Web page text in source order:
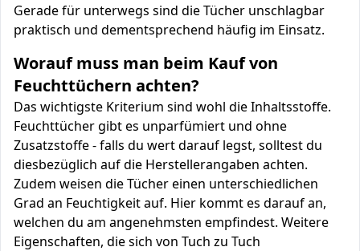
Gerade für unterwegs sind die Tücher unschlagbar
praktisch und dementsprechend häufig im Einsatz.
Worauf muss man beim Kauf von
Feuchttüchern achten?
Das wichtigste Kriterium sind wohl die Inhaltsstoffe.
Feuchttücher gibt es unparfümiert und ohne
Zusatzstoffe - falls du wert darauf legst, solltest du
diesbezüglich auf die Herstellerangaben achten.
Zudem weisen die Tücher einen unterschiedlichen
Grad an Feuchtigkeit auf. Hier kommt es darauf an,
welchen du am angenehmsten empfindest. Weitere
Eigenschaften, die sich von Tuch zu Tuch